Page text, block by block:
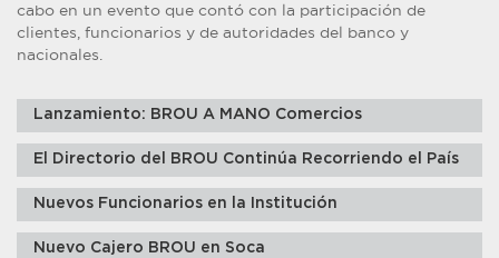
cabo en un evento que contó con la participación de
clientes, funcionarios y de autoridades del banco y
nacionales.
Lanzamiento: BROU A MANO Comercios
El Directorio del BROU Continúa Recorriendo el País
Nuevos Funcionarios en la Institución
Nuevo Cajero BROU en Soca